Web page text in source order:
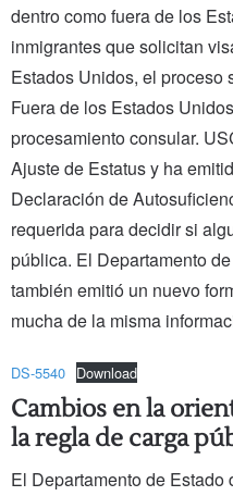
dentro como fuera de los
inmigrantes que solicitan
Estados Unidos, el proceso
Fuera de los Estados
procesamiento consular.
Ajuste de Estatus y ha
Declaración de
requerida para decidir si
pública. El Departamento
también emitió un nuevo
mucha de la misma
DS-5540 Download
Cambios en la
la regla de carga
El Departamento de